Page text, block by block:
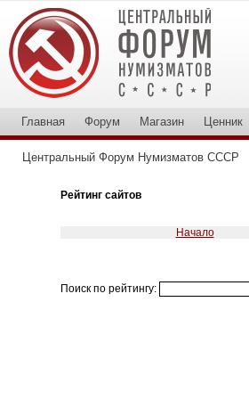
Главная Форум Магазин Ценник
Центральный Форум Нумизматов СССР
Рейтинг сайтов
Начало
Поиск по рейтингу: